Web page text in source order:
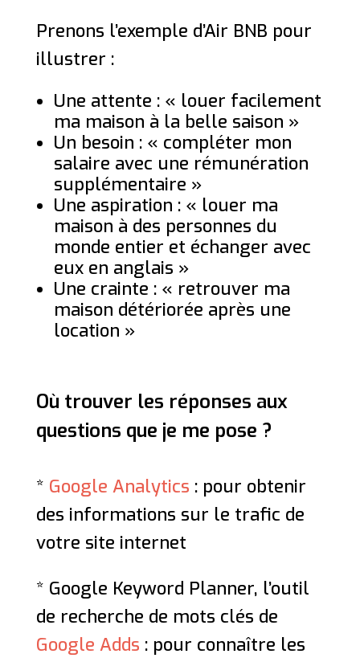
Prenons l’exemple d’Air BNB pour
illustrer :
Une attente : « louer facilement
ma maison à la belle saison »
Un besoin : « compléter mon
salaire avec une rémunération
supplémentaire »
Une aspiration : « louer ma
maison à des personnes du
monde entier et échanger avec
eux en anglais »
Une crainte : « retrouver ma
maison détériorée après une
location »
Où trouver les réponses aux
questions que je me pose ?
* Google Analytics : pour obtenir
des informations sur le trafic de
votre site internet
* Google Keyword Planner, l’outil
de recherche de mots clés de
Google Adds : pour connaître les